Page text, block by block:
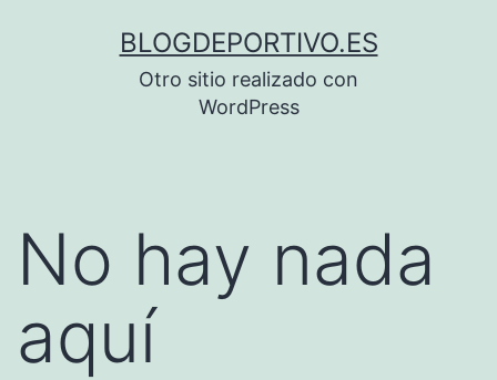
BLOGDEPORTIVO.ES
Otro sitio realizado con
WordPress
No hay nada
aquí